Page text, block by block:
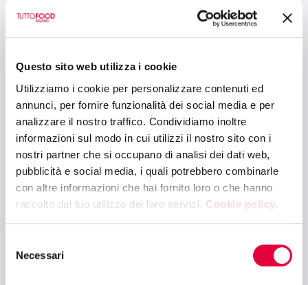
Questo sito web utilizza i cookie
Utilizziamo i cookie per personalizzare contenuti ed
annunci, per fornire funzionalità dei social media e per
analizzare il nostro traffico. Condividiamo inoltre
informazioni sul modo in cui utilizzi il nostro sito con i
nostri partner che si occupano di analisi dei dati web,
pubblicità e social media, i quali potrebbero combinarle
con altre informazioni che hai fornito loro o che hanno
raccolto dal tuo utilizzo dei loro servizi. Cookie policy.
delNecessari
10:30 - 12:00
Cooking Show "La nuova era del senza
10:30 - 12:00
BETTER FUTURE ARENA - PAD. 10
Banco Alimentare e GDO contro lo spreco
alimentare. Tra impatto economico e
valore sociale
10:30 - 12:00